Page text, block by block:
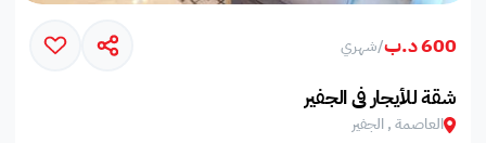
600 د.ب /شهري
شقة للأيجار في الجفير
العاصمة , الجفير